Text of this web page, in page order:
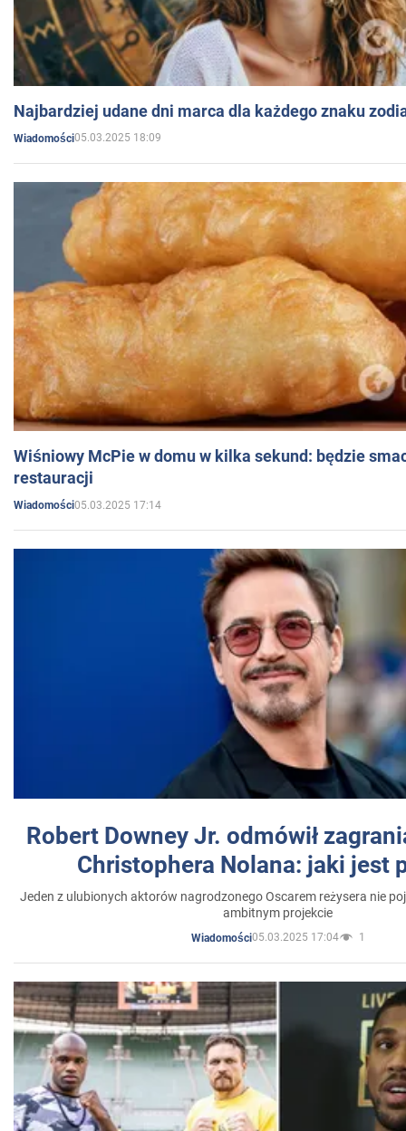
Najbardziej udane dni marca dla każdego znaku
Wiadomości05.03.2025 18:09
Wiśniowy McPie w domu w kilka sekund: będzie
restauracji
Wiadomości05.03.2025 17:14
Robert Downey Jr. odmówił
Christophera Nolana: jaki jest
Jeden z ulubionych aktorów nagrodzonego Oscarem reżysera nie
ambitnym projekcie
Wiadomości05.03.2025 17:04 1